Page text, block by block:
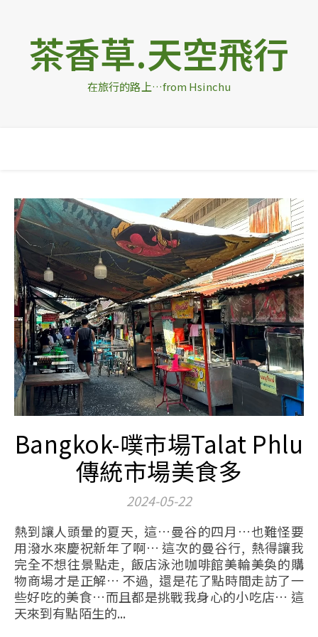
茶香草.天空飛行
在旅行的路上…from Hsinchu
Bangkok-噗市場Talat Phlu
傳統市場美食多
2024-05-22
熱到讓人頭暈的夏天, 這…曼谷的四月…也難怪要
用潑水來慶祝新年了啊… 這次的曼谷行, 熱得讓我
完全不想往景點走, 飯店泳池咖啡館美輪美奐的購
物商場才是正解… 不過, 還是花了點時間走訪了一
些好吃的美食…而且都是挑戰我身心的小吃店… 這
天來到有點陌生的...